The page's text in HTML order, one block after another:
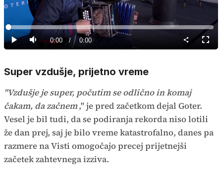
Predvajaj
PredvajajTiho Current
0:00 / Duration
0:00
Loaded:
0%
način
Super vzdušje, prijetno vreme
"Vzdušje je super, počutim se odlično in komaj
čakam, da začnem," je pred začetkom dejal Goter.
Vesel je bil tudi, da se podiranja rekorda niso lotili
že dan prej, saj je bilo vreme katastrofalno, danes pa
razmere na Visti omogočajo precej prijetnejši
začetek zahtevnega izziva.